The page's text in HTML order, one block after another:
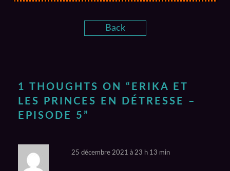
Back
1 THOUGHTS ON “ ERIKA ET
LES PRINCES EN DÉTRESSE –
EPISODE 5 ”
25 décembre 2021 à 23 h 13 min